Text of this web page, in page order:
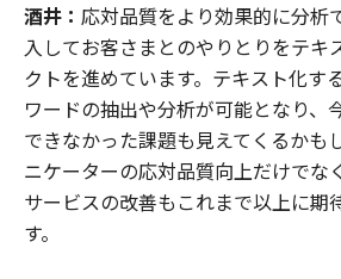
酒井： 応対品質をより効果的に分析
入してお客さまとのやりとりをテキ
クトを進めています。テキスト化す
ワードの抽出や分析が可能となり、
できなかった課題も見えてくるかも
ニケーターの応対品質向上だけでな
サービスの改善もこれまで以上に期
す。